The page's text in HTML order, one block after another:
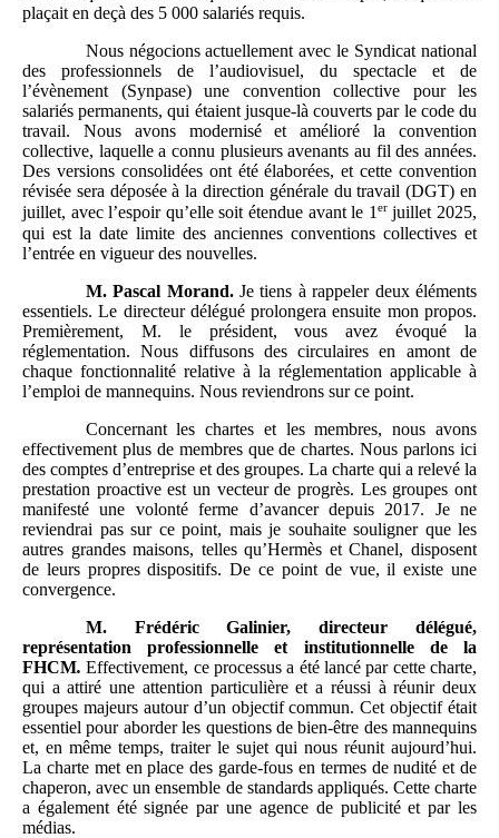
plaçait en deçà des 5 000 salariés requis.
Nous négocions actuellement avec le Syndicat national
des professionnels de l’audiovisuel, du spectacle et de
l’évènement (Synpase) une convention collective pour les
salariés permanents, qui étaient jusque-là couverts par le code du
travail. Nous avons modernisé et amélioré la convention
collective, laquelle a connu plusieurs avenants au fil des années.
Des versions consolidées ont été élaborées, et cette convention
révisée sera déposée à la direction générale du travail (DGT) en
juillet, avec l’espoir qu’elle soit étendue avant le 1erjuillet 2025,
qui est la date limite des anciennes conventions collectives et
l’entrée en vigueur des nouvelles.
M. Pascal Morand.Je tiens à rappeler deux éléments
essentiels. Le directeur délégué prolongera ensuite mon propos.
Premièrement, M. le président, vous avez évoqué la
réglementation. Nous diffusons des circulaires en amont de
chaque fonctionnalité relative à la réglementation applicable à
l’emploi de mannequins. Nous reviendrons sur ce point.
Concernant les chartes et les membres, nous avons
effectivement plus de membres que de chartes. Nous parlons ici
des comptes d’entreprise et des groupes. La charte qui a relevé la
prestation proactive est un vecteur de progrès. Les groupes ont
manifesté une volonté ferme d’avancer depuis 2017. Je ne
reviendrai pas sur ce point, mais je souhaite souligner que les
autres grandes maisons, telles qu’Hermès et Chanel, disposent
de leurs propres dispositifs. De ce point de vue, il existe une
convergence.
M.
Frédéric Galinier, directeur délégué,
représentation professionnelle et institutionnelle de la
FHCM. Effectivement, ce processus a été lancé par cette charte,
qui a attiré une attention particulière et a réussi à réunir deux
groupes majeurs autour d’un objectif commun. Cet objectif était
essentiel pour aborder les questions de bien-être des mannequins
et, en même temps, traiter le sujet qui nous réunit aujourd’hui.
La charte met en place des garde-fous en termes de nudité et de
chaperon, avec un ensemble de standards appliqués. Cette charte
a également été signée par une agence de publicité et par les
médias.